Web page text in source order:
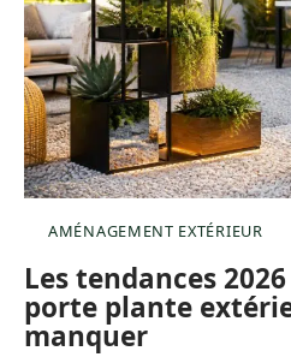
AMÉNAGEMENT EXTÉRIEUR
Les tendances
porte plante
manquer